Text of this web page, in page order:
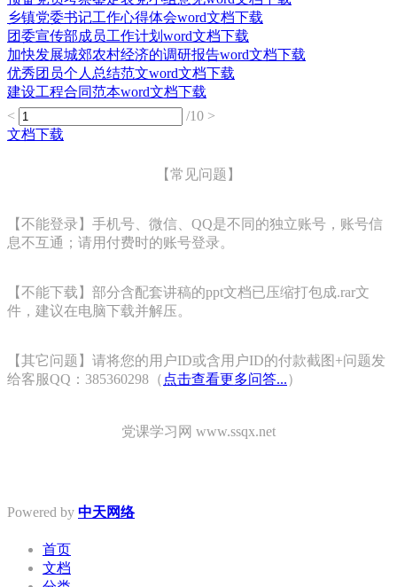
乡镇党委书记工作心得体会word文档下载
团委宣传部成员工作计划word文档下载
加快发展城郊农村经济的调研报告word文档下载
优秀团员个人总结范文word文档下载
建设工程合同范本word文档下载
<
/10 >
文档下载
【常见问题】
【不能登录】手机号、微信、QQ是不同的独立账号，账号信
息不互通；请用付费时的账号登录。
【不能下载】部分含配套讲稿的ppt文档已压缩打包成.rar文
件，建议在电脑下载并解压。
【其它问题】请将您的用户ID或含用户ID的付款截图+问题发
给客服QQ：385360298（ 点击查看更多问答...）
党课学习网 www.ssqx.net
Powered by 中天网络
首页
文档